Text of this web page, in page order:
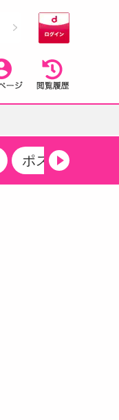
ポストにお届け